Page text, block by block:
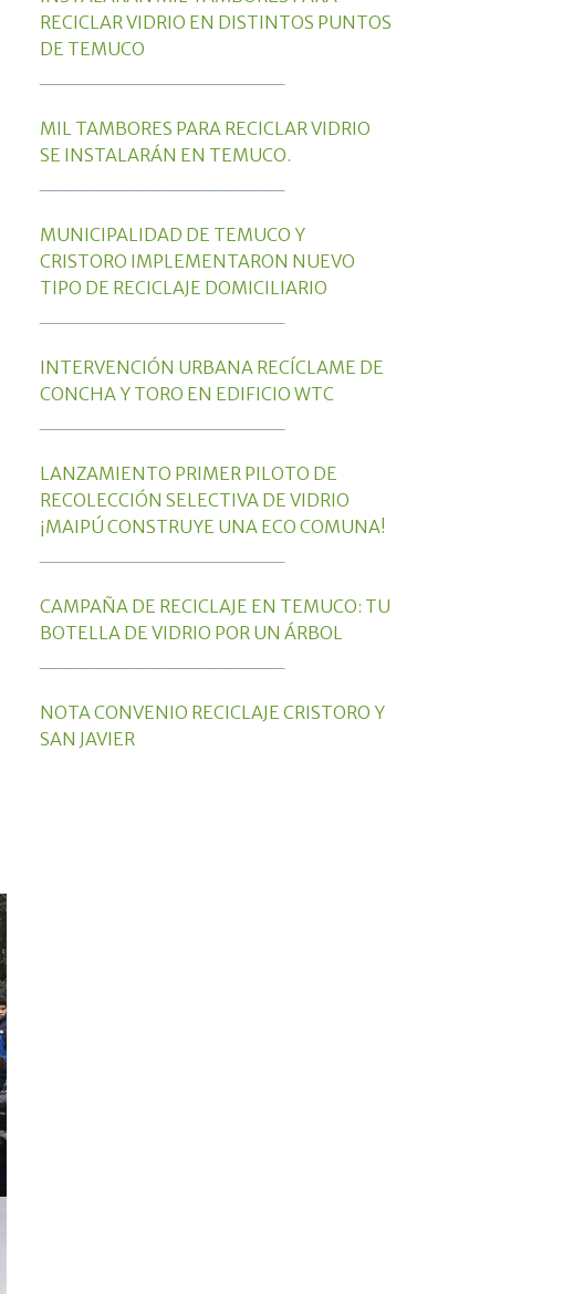
RECICLAR VIDRIO EN DISTINTOS PUNTOS
DE TEMUCO
MIL TAMBORES PARA RECICLAR VIDRIO
SE INSTALARÁN EN TEMUCO.
MUNICIPALIDAD DE TEMUCO Y
CRISTORO IMPLEMENTARON NUEVO
TIPO DE RECICLAJE DOMICILIARIO
INTERVENCIÓN URBANA RECÍCLAME DE
CONCHA Y TORO EN EDIFICIO WTC
LANZAMIENTO PRIMER PILOTO DE
RECOLECCIÓN SELECTIVA DE VIDRIO
¡MAIPÚ CONSTRUYE UNA ECO COMUNA!
CAMPAÑA DE RECICLAJE EN TEMUCO: TU
BOTELLA DE VIDRIO POR UN ÁRBOL
NOTA CONVENIO RECICLAJE CRISTORO Y
SAN JAVIER